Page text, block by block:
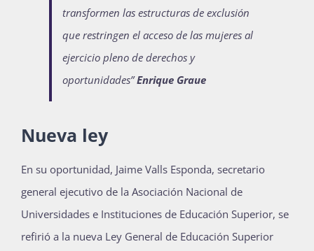
transformen las estructuras de exclusión
que restringen el acceso de las mujeres al
ejercicio pleno de derechos y
oportunidades”Enrique Graue
Nueva ley
En su oportunidad, Jaime Valls Esponda, secretario
general ejecutivo de la Asociación Nacional de
Universidades e Instituciones de Educación Superior, se
refirió a la nueva Ley General de Educación Superior